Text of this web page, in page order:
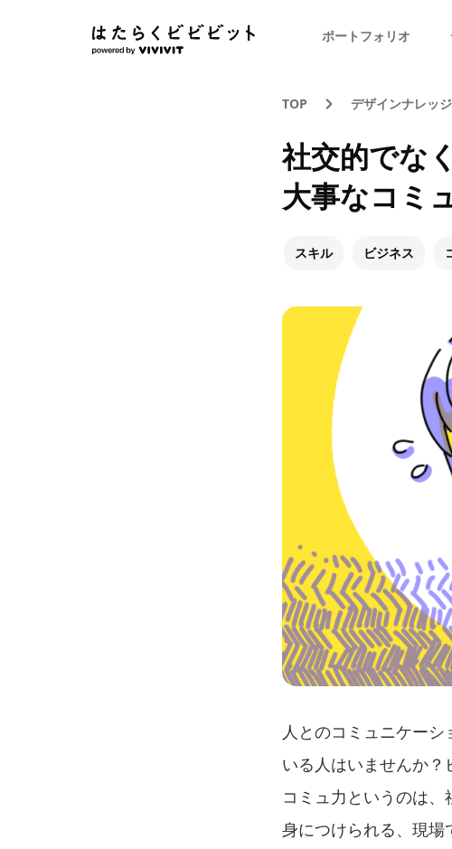
ポートフォリオ
TOP デザインナレッジ
社交的でな
大事なコミ
スキル ビジネス
人とのコミュニケー
いる人はいませんか
コミュ力というのは
身につけられる、現場